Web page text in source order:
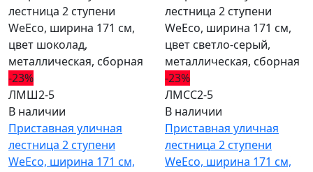
-23%
ЛМШ2-5
В наличии
Приставная уличная
лестница 2 ступени
WeEco, ширина 171 см,
-23%
ЛМСС2-5
В наличии
Приставная уличная
лестница 2 ступени
WeEco, ширина 171 см,